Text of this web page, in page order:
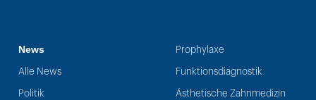
News
Alle News
Politik
Prophylaxe
Funktionsdiagnostik
Ästhetische Zahnmedizin